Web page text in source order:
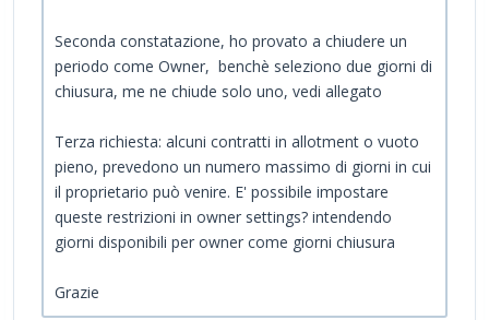
Seconda constatazione, ho provato a chiudere un
periodo come Owner, benchè seleziono due giorni di
chiusura, me ne chiude solo uno, vedi allegato
Terza richiesta: alcuni contratti in allotment o vuoto
pieno, prevedono un numero massimo di giorni in cui
il proprietario può venire. E' possibile impostare
queste restrizioni in owner settings? intendendo
giorni disponibili per owner come giorni chiusura
Grazie